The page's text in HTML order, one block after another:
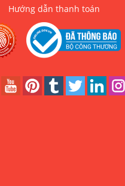
Hướng dẫn thanh toán